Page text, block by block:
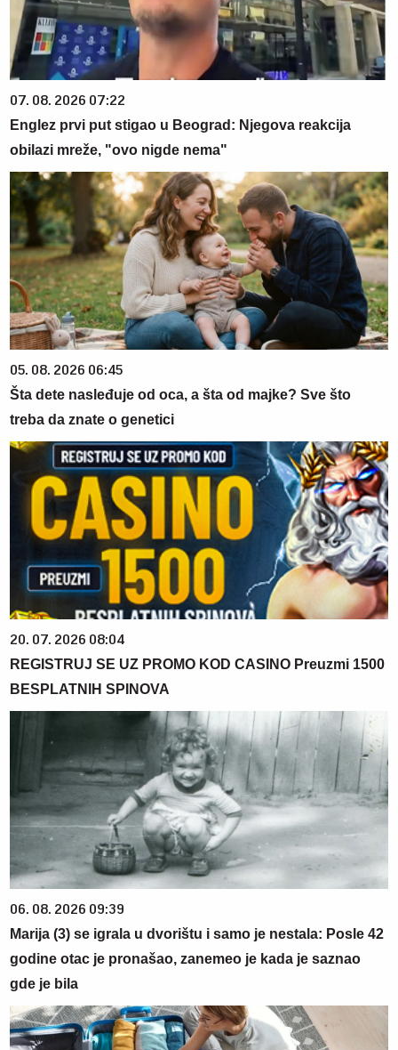
07. 08. 2026 07:22
Englez prvi put stigao u Beograd: Njegova reakcija
obilazi mreže, "ovo nigde nema"
05. 08. 2026 06:45
Šta dete nasleđuje od oca, a šta od majke? Sve što
treba da znate o genetici
20. 07. 2026 08:04
REGISTRUJ SE UZ PROMO KOD CASINO Preuzmi 1500
BESPLATNIH SPINOVA
06. 08. 2026 09:39
Marija (3) se igrala u dvorištu i samo je nestala: Posle 42
godine otac je pronašao, zanemeo je kada je saznao
gde je bila